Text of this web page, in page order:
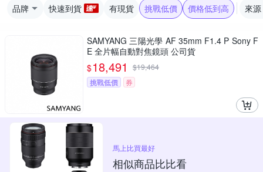
品牌 快速到貨 有現貨 挑戰低價 價格低到高 來源
SAMYANG 三陽光學 AF 35mm F1.4 P Sony F
E 全片幅自動對焦鏡頭 公司貨
$18,491 $19,464
挑戰低價
券
馬上比買最好
相似商品比比看